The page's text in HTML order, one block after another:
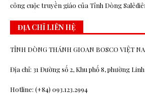
công cuộc truyền giáo của Tỉnh Dòng
ĐỊA CHỈ LIÊN HỆ
TỈNH DÒNG THÁNH GIOAN BOSCO VIỆT
Địa chỉ: 31 Đường số 2, Khu phố 8, phường
Hotline: (+84) 093.123.2994